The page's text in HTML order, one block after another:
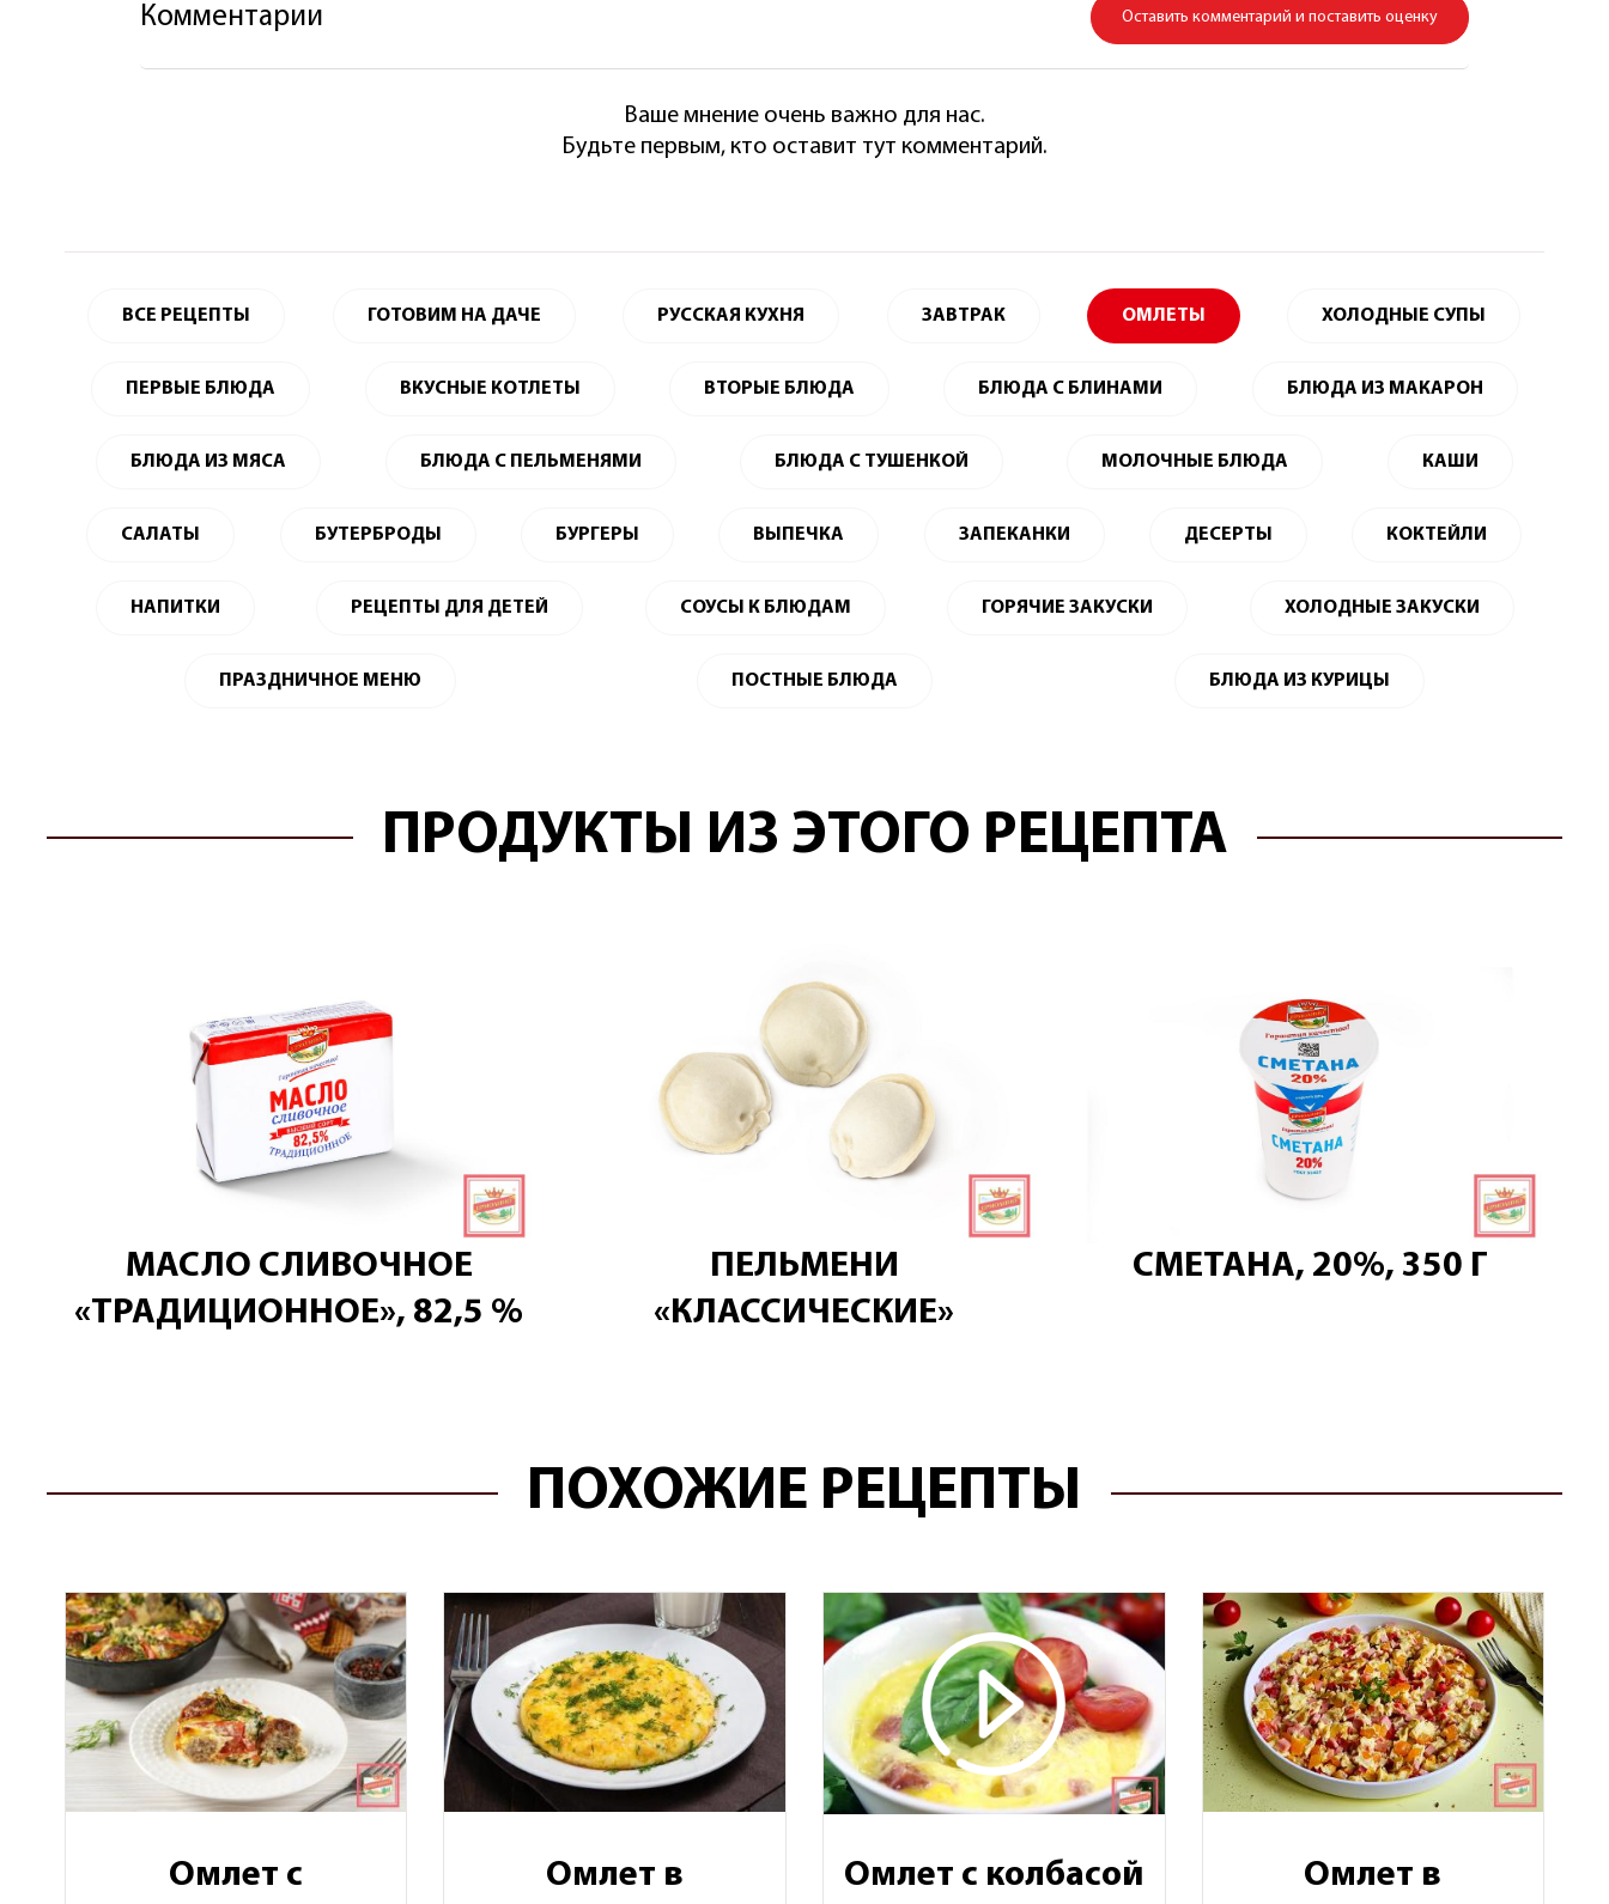
Комментарии Оставить комментарий и поставить оценку
Ваше мнение очень важно для нас.
Будьте первым, кто оставит тут комментарий.
ВСЕ РЕЦЕПТЫ ГОТОВИМ НА ДАЧЕ РУССКАЯ КУХНЯ ЗАВТРАК ОМЛЕТЫ ХОЛОДНЫЕ СУПЫ
ПЕРВЫЕ БЛЮДА ВКУСНЫЕ КОТЛЕТЫ ВТОРЫЕ БЛЮДА БЛЮДА С БЛИНАМИ БЛЮДА ИЗ МАКАРОН
БЛЮДА ИЗ МЯСА БЛЮДА С ПЕЛЬМЕНЯМИ БЛЮДА С ТУШЕНКОЙ МОЛОЧНЫЕ БЛЮДА КАШИ
САЛАТЫ БУТЕРБРОДЫ БУРГЕРЫ ВЫПЕЧКА ЗАПЕКАНКИ ДЕСЕРТЫ КОКТЕЙЛИ
НАПИТКИ РЕЦЕПТЫ ДЛЯ ДЕТЕЙ СОУСЫ К БЛЮДАМ ГОРЯЧИЕ ЗАКУСКИ ХОЛОДНЫЕ ЗАКУСКИ
ПРАЗДНИЧНОЕ МЕНЮ ПОСТНЫЕ БЛЮДА БЛЮДА ИЗ КУРИЦЫ
ПРОДУКТЫ ИЗ ЭТОГО РЕЦЕПТА
МАСЛО СЛИВОЧНОЕ
«ТРАДИЦИОННОЕ», 82,5 %
ПЕЛЬМЕНИ
«КЛАССИЧЕСКИЕ»
СМЕТАНА, 20%, 350 Г
ПОХОЖИЕ РЕЦЕПТЫ
Омлет с
Омлет в
Омлет с колбасой
Омлет в